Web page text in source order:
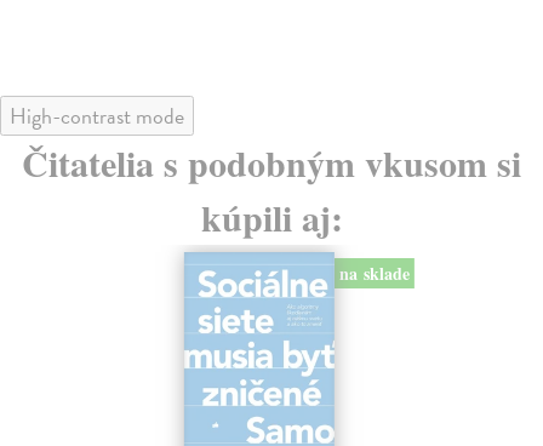
High-contrast mode
Čitatelia s podobným vkusom si
kúpili aj:
na sklade